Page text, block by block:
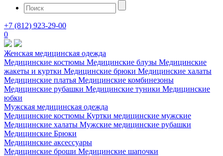
+7 (812) 923-29-00
0
Женская медицинская одежда
Медицинские костюмы Медицинские блузы Медицинские
жакеты и куртки Медицинские брюки Медицинские халаты
Медицинские платья Медицинские комбинезоны
Медицинские рубашки Медицинские туники Медицинские
юбки
Мужская медицинская одежда
Медицинские костюмы Куртки медицинские мужские
Медицинские халаты Мужские медицинские рубашки
Медицинские Брюки
Медицинские аксессуары
Медицинские броши Медицинские шапочки